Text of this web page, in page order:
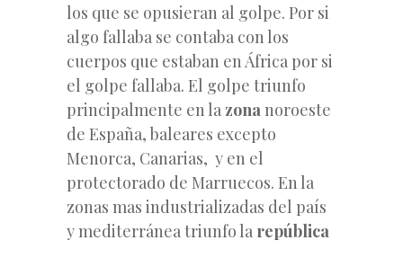
los que se opusieran al golpe. Por si
algo fallaba se contaba con los
cuerpos que estaban en África por si
el golpe fallaba. El golpe triunfo
principalmente en la zonanoroeste
de España, baleares excepto
Menorca, Canarias, y en el
protectorado de Marruecos. En la
zonas mas industrializadas del país
y mediterránea triunfo la república